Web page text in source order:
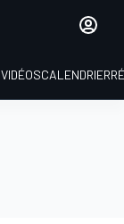
VIDÉOSCALENDRIER